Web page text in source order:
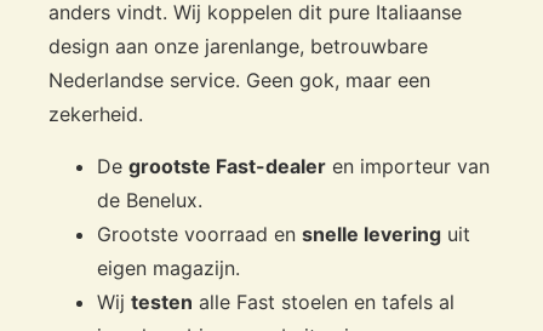
anders vindt. Wij koppelen dit pure Italiaanse
design aan onze jarenlange, betrouwbare
Nederlandse service. Geen gok, maar een
zekerheid.
De grootste Fast-dealer en importeur van
de Benelux.
Grootste voorraad en snelle levering uit
eigen magazijn.
Wij testen alle Fast stoelen en tafels al